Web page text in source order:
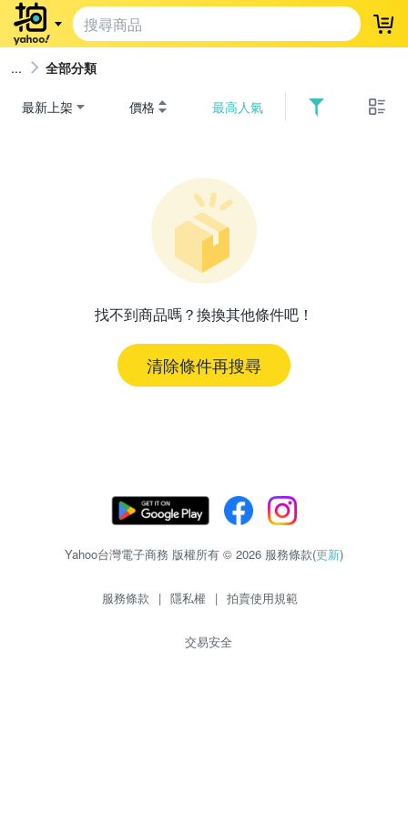
登
全部分類
最新上架 價格 最高人氣
找不到商品嗎？換換其他條件吧！
清除條件再搜尋
Yahoo台灣電子商務 版權所有 © 2026 服務條款(更新)
服務條款 | 隱私權 | 拍賣使用規範
交易安全